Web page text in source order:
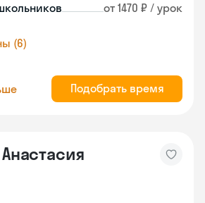
от 1470 ₽ / урок
(6)
Подобрать время
Анастасия